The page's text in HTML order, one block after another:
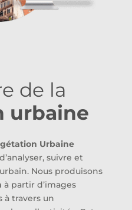
de la
urbaine
Urbaine
suivre et
Nous produisons
à partir d’images
à travers un